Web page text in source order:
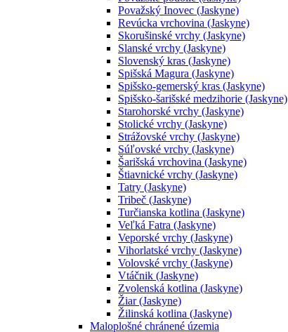
Považský Inovec (Jaskyne)
Revúcka vrchovina (Jaskyne)
Skorušinské vrchy (Jaskyne)
Slanské vrchy (Jaskyne)
Slovenský kras (Jaskyne)
Spišská Magura (Jaskyne)
Spišsko-gemerský kras (Jaskyne)
Spišsko-šarišské medzihorie (Jaskyne)
Starohorské vrchy (Jaskyne)
Stolické vrchy (Jaskyne)
Strážovské vrchy (Jaskyne)
Súľovské vrchy (Jaskyne)
Šarišská vrchovina (Jaskyne)
Štiavnické vrchy (Jaskyne)
Tatry (Jaskyne)
Tribeč (Jaskyne)
Turčianska kotlina (Jaskyne)
Veľká Fatra (Jaskyne)
Veporské vrchy (Jaskyne)
Vihorlatské vrchy (Jaskyne)
Volovské vrchy (Jaskyne)
Vtáčnik (Jaskyne)
Zvolenská kotlina (Jaskyne)
Žiar (Jaskyne)
Žilinská kotlina (Jaskyne)
Maloplošné chránené územia